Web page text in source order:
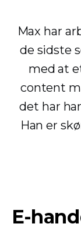
Max har
de sidste
med at
content
det har
Han er
E-